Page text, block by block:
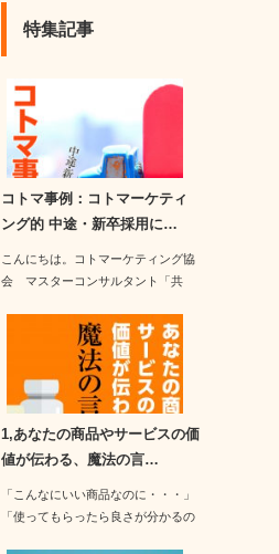
特集記事
コトマ事例：コトマーケティ
ング的 中途・新卒採用に…
こんにちは。コトマーケティング協
会 マスターコンサルタント「共
1,あなたの商品やサービスの価
値が伝わる、魔法の言…
「こんなにいい商品なのに・・・」
「使ってもらったら良さが分かるの